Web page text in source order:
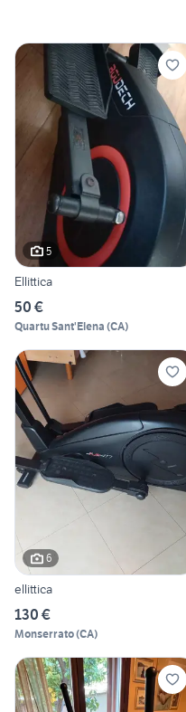
5
Ellittica
50 €
Quartu Sant'Elena (CA)
6
ellittica
130 €
Monserrato(CA)